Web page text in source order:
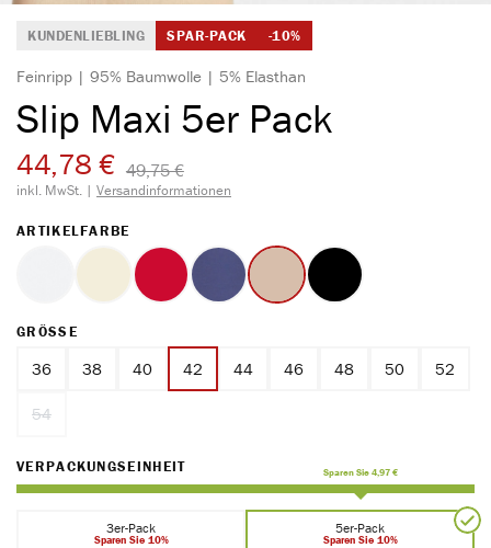
KUNDENLIEBLING SPAR-PACK -10%
Feinripp | 95% Baumwolle | 5% Elasthan
Slip Maxi 5er Pack
44,78 € 49,75 €​
inkl. MwSt. | Versandinformationen
ARTIKELFARBE
weiss ecru marine schwarz
GRÖSSE AUSWÄHLEN
36 38 40 42 44 46 48 50 52
54(Diese Option ist zurzeit nicht verfügbar.)
VERPACKUNGSEINHEITAUSWÄHLEN Sparen Sie 4,97 €
3er-Pack
Sparen Sie 10%
5er-Pack
Sparen Sie 10%